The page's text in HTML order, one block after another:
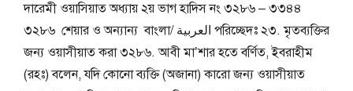
দারেমী ওয়াসিয়াত অধ্যায় ২য় ভাগ হাদিস নং ৩২৮৬ – ৩৩৪৪
৩২৮৬ শেয়ার ও অন্যান্য বাংলা/ العربية পরিচ্ছেদঃ ২৩. মৃতব্যক্তির
জন্য ওয়াসীয়াত করা ৩২৮৬. আবী মা’শার হতে বর্ণিত, ইবরাহীম
(রহঃ) বলেন, যদি কোনো ব্যক্তি (অজানা) কারো জন্য ওয়াসীয়াত